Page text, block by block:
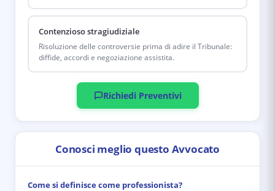
Contenzioso stragiudiziale
Risoluzione delle controversie prima di adire il Tribunale:
diffide, accordi e negoziazione assistita.
Richiedi Preventivi
Conosci meglio questo Avvocato
Come si definisce come professionista?